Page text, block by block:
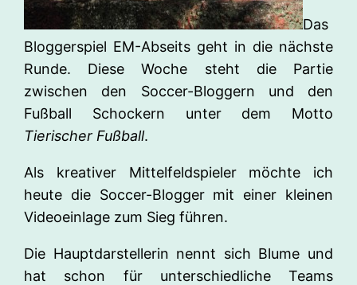
Das
Bloggerspiel EM-Abseits geht in die nächste
Runde. Diese Woche steht die Partie
zwischen den Soccer-Bloggern und den
Fußball Schockern unter dem Motto
Tierischer Fußball.
Als kreativer Mittelfeldspieler möchte ich
heute die Soccer-Blogger mit einer kleinen
Videoeinlage zum Sieg führen.
Die Hauptdarstellerin nennt sich Blume und
hat schon für unterschiedliche Teams